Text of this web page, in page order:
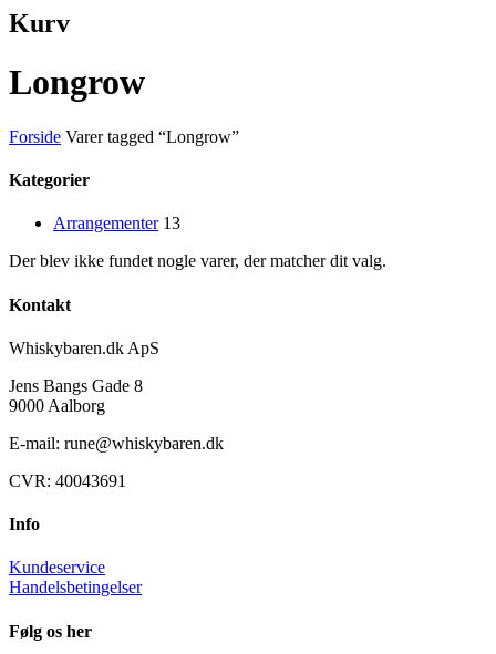
Kurv
Longrow
Forside Varer tagged “Longrow”
Kategorier
Arrangementer 13
Der blev ikke fundet nogle varer, der matcher dit valg.
Kontakt
Whiskybaren.dk ApS
Jens Bangs Gade 8
9000 Aalborg
E-mail: rune@whiskybaren.dk
CVR: 40043691
Info
Kundeservice
Handelsbetingelser
Følg os her